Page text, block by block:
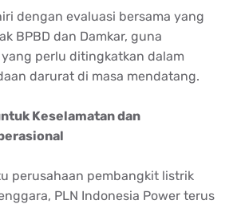
dengan evaluasi bersama yang
BPBD dan Damkar, guna
perlu ditingkatkan dalam
darurat di masa mendatang.
Keselamatan dan
perusahaan pembangkit listrik
PLN Indonesia Power terus